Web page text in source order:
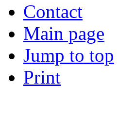
Contact
Main page
Jump to top
Print